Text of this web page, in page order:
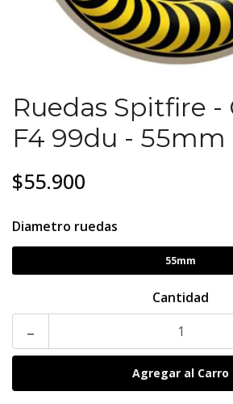
Ruedas Spitfire -
F4 99du - 55mm
$55.900
Diametro ruedas
55mm
Cantidad
-